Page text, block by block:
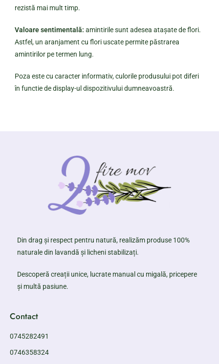
rezistă mai mult timp.
Valoare sentimentală: amintirile sunt adesea atașate de flori.
Astfel, un aranjament cu flori uscate permite păstrarea
amintirilor pe termen lung.
Poza este cu caracter informativ, culorile produsului pot diferi
în functie de display-ul dispozitivului dumneavoastră.
Din drag și respect pentru natură, realizăm produse 100%
naturale din lavandă și licheni stabilizați.
Descoperă creații unice, lucrate manual cu migală, pricepere
și multă pasiune.
Contact
0745282491
0746358324